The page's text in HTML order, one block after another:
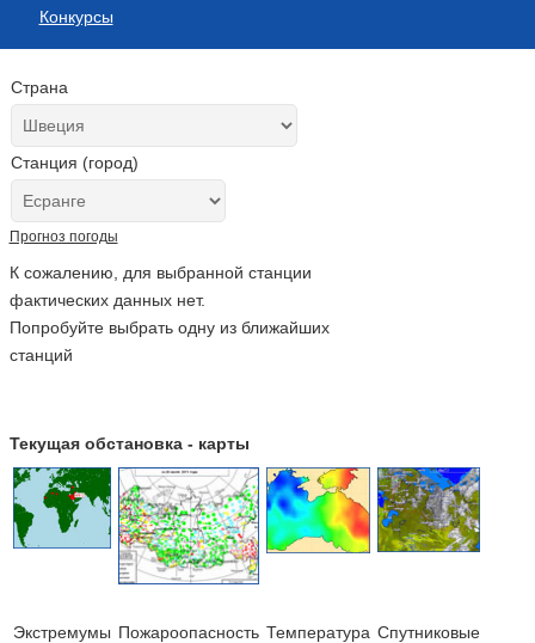
Конкурсы
Страна
Станция (город)
Прогноз погоды
К сожалению, для выбранной станции
фактических данных нет.
Попробуйте выбрать одну из ближайших
станций
Текущая обстановка - карты
Экстремумы Пожароопасность Температура Cпутниковые